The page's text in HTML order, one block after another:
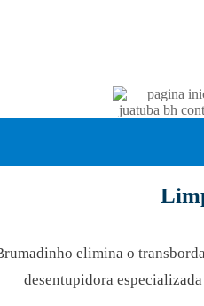
elimina o
desentupidora